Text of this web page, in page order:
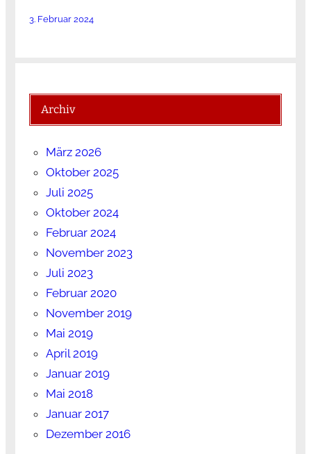
3. Februar 2024
Archiv
März 2026
Oktober 2025
Juli 2025
Oktober 2024
Februar 2024
November 2023
Juli 2023
Februar 2020
November 2019
Mai 2019
April 2019
Januar 2019
Mai 2018
Januar 2017
Dezember 2016